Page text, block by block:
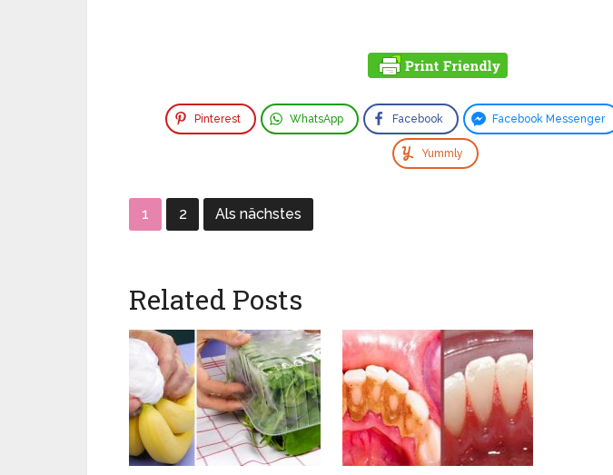
Pinterest WhatsApp Facebook Facebook Messenger
Yummly
1 2 Als nächstes
Related Posts